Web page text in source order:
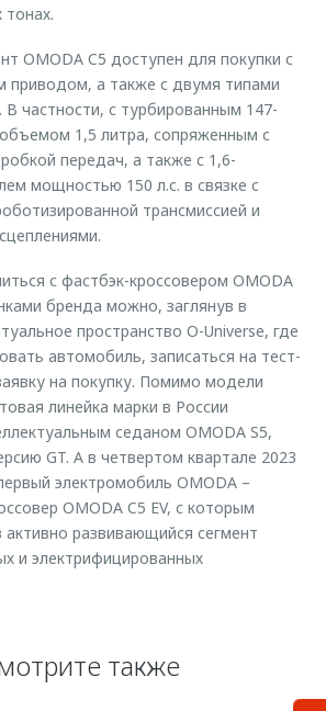
тонах.
OMODA C5 доступен для покупки с
приводом, а также с двумя типами
В частности, c турбированным 147-
1,5 литра, сопряженным с
передач, а также c 1,6-
мощностью 150 л.с. в связке с
трансмиссией и
с фастбэк-кроссовером OMODA
бренда можно, заглянув в
пространство O-Universe, где
автомобиль, записаться на тест-
на покупку. Помимо модели
линейка марки в России
седаном OMODA S5,
GT. А в четвертом квартале 2023
электромобиль OMODA –
OMODA C5 EV, с которым
развивающийся сегмент
и электрифицированных
также